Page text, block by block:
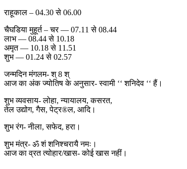
राहूकाल – 04.30 से 06.00
चैघडिया मुहूर्त – चर — 07.11 से 08.44
लाभ — 08.44 से 10.18
अमृत — 10.18 से 11.51
शुभ — 01.24 से 02.57
जन्मदिन मंगलम- श् 8 श्
आज का अंक ज्योतिष के अनुसार- स्वामी ‘‘ शनिदेव ‘‘ हैं।
शुभ व्यवसाय- लोहा, न्यायालय, कसरत,
तेल उद्योग, गैस, पेट्र®ल, आदि।
शुभ रंग- नीला, सफेद, हरा।
शुभ मंत्र- ॐ शं शनिश्चरायै नमः।
आज का व्रत त्योहार/खास- कोई खास नहीं।